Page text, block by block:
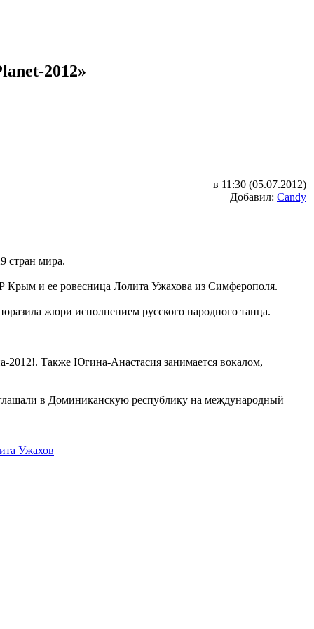
2012»
в 11:30 (05.07.2012)
Добавил: Candy
стран мира.
Крым и ее ровесница Лолита Ужахова из Симферополя.
жюри исполнением русского народного танца.
2012!. Также Югина-Анастасия занимается вокалом,
в Доминиканскую республику на международный
Ужахов